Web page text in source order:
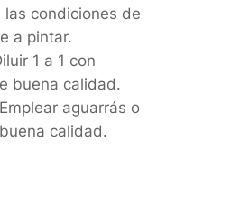
las condiciones de
a pintar.
1 a 1 con
buena calidad.
Emplear aguarrás o
calidad.